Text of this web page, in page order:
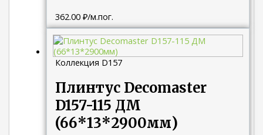
362.00₽/м.пог.
Коллекция D157
Плинтус Decomaster
D157-115 ДМ
(66*13*2900мм)